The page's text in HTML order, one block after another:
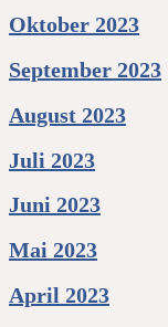
Oktober 2023
September 2023
August 2023
Juli 2023
Juni 2023
Mai 2023
April 2023